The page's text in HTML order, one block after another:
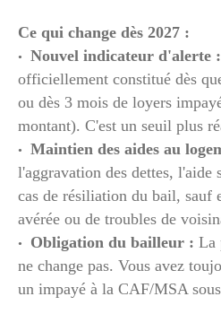
Ce qui change dès 2027 :
Nouvel indicateur d'alerte
officiellement constitué dès
ou dès 3 mois de loyers
montant). C'est un seuil plus
Maintien des aides au
l'aggravation des dettes, l'aide
cas de résiliation du bail, sauf
avérée ou de troubles de
Obligation du bailleur :La
ne change pas. Vous avez
un impayé à la CAF/MSA